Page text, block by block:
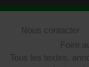
Nous contacter
Foire
Tous les textes,